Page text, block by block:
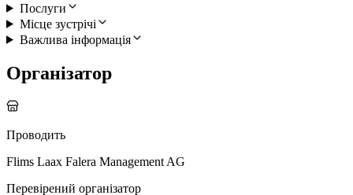
Послуги
Місце зустрічі
Важлива інформація
Організатор
Проводить
Flims Laax Falera Management AG
Перевірений організатор